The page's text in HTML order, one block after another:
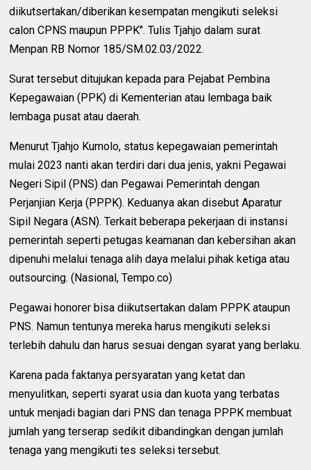
diikutsertakan/diberikan kesempatan mengikuti seleksi
calon CPNS maupun PPPK". Tulis Tjahjo dalam surat
Menpan RB Nomor 185/SM.02.03/2022.
Surat tersebut ditujukan kepada para Pejabat Pembina
Kepegawaian (PPK) di Kementerian atau lembaga baik
lembaga pusat atau daerah.
Menurut Tjahjo Kumolo, status kepegawaian pemerintah
mulai 2023 nanti akan terdiri dari dua jenis, yakni Pegawai
Negeri Sipil (PNS) dan Pegawai Pemerintah dengan
Perjanjian Kerja (PPPK). Keduanya akan disebut Aparatur
Sipil Negara (ASN). Terkait beberapa pekerjaan di instansi
pemerintah seperti petugas keamanan dan kebersihan akan
dipenuhi melalui tenaga alih daya melalui pihak ketiga atau
outsourcing. (Nasional, Tempo.co)
Pegawai honorer bisa diikutsertakan dalam PPPK ataupun
PNS. Namun tentunya mereka harus mengikuti seleksi
terlebih dahulu dan harus sesuai dengan syarat yang berlaku.
Karena pada faktanya persyaratan yang ketat dan
menyulitkan, seperti syarat usia dan kuota yang terbatas
untuk menjadi bagian dari PNS dan tenaga PPPK membuat
jumlah yang terserap sedikit dibandingkan dengan jumlah
tenaga yang mengikuti tes seleksi tersebut.